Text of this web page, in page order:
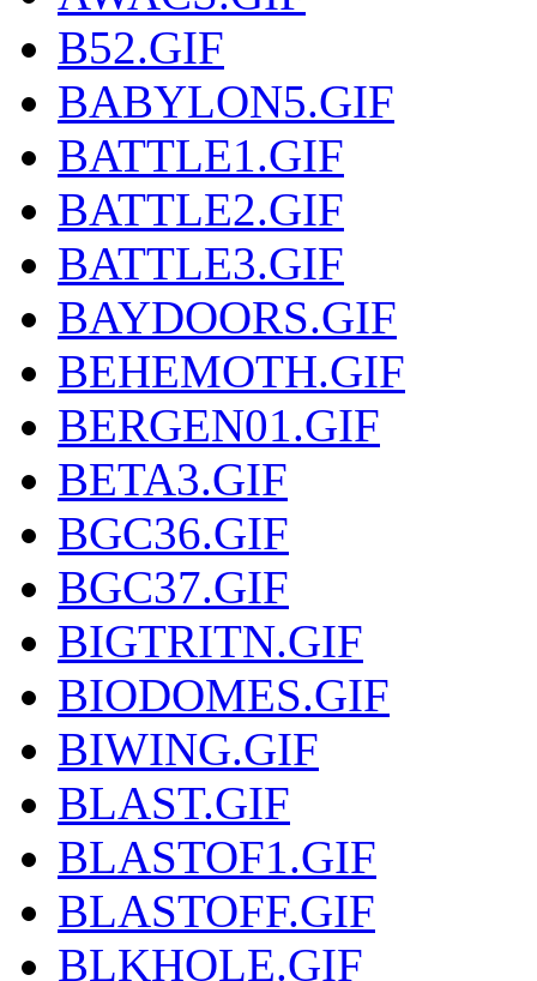
B52.GIF
BABYLON5.GIF
BATTLE1.GIF
BATTLE2.GIF
BATTLE3.GIF
BAYDOORS.GIF
BEHEMOTH.GIF
BERGEN01.GIF
BETA3.GIF
BGC36.GIF
BGC37.GIF
BIGTRITN.GIF
BIODOMES.GIF
BIWING.GIF
BLAST.GIF
BLASTOF1.GIF
BLASTOFF.GIF
BLKHOLE.GIF